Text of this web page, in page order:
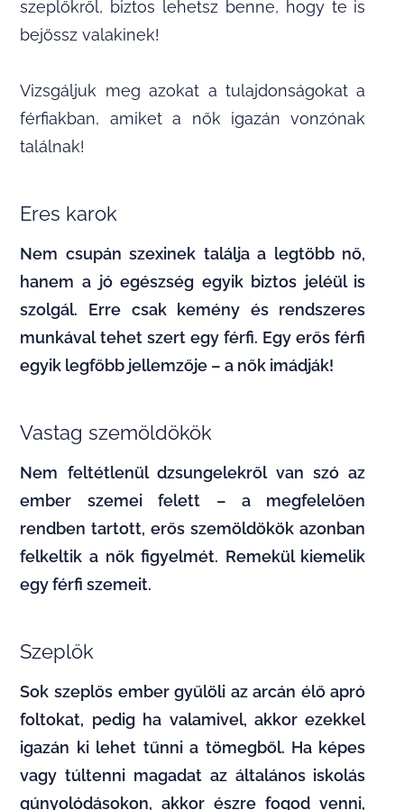
szeplőkről, biztos lehetsz benne, hogy te is
bejössz valakinek!
Vizsgáljuk meg azokat a tulajdonságokat a
férfiakban, amiket a nők igazán vonzónak
találnak!
Eres karok
Nem csupán szexinek találja a legtöbb nő,
hanem a jó egészség egyik biztos jeléül is
szolgál. Erre csak kemény és rendszeres
munkával tehet szert egy férfi. Egy erős férfi
egyik legfőbb jellemzője – a nők imádják!
Vastag szemöldökök
Nem feltétlenül dzsungelekről van szó az
ember szemei felett – a megfelelően
rendben tartott, erős szemöldökök azonban
felkeltik a nők figyelmét. Remekül kiemelik
egy férfi szemeit.
Szeplők
Sok szeplős ember gyűlöli az arcán élő apró
foltokat, pedig ha valamivel, akkor ezekkel
igazán ki lehet tűnni a tömegből. Ha képes
vagy túltenni magadat az általános iskolás
gúnyolódásokon, akkor észre fogod venni,